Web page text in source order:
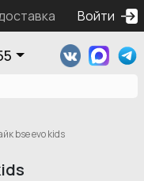
Контакты
Войти
bse evo kids